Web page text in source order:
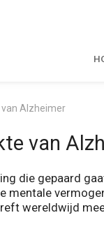
Alzheimer
van
die gepaard
wereldwijd